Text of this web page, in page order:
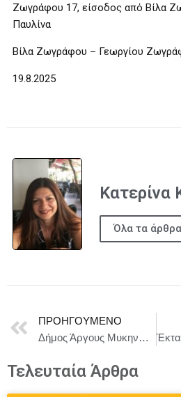
Ζωγράφου 17, είσοδος από Βίλα
Παυλίνα
Βίλα Ζωγράφου – Γεωργίου
19.8.2025
Κατερίνα
Όλα τα
ΠΡΟΗΓΟΎΜΕΝΟ
Δήμος Άργους Μυκηνών : Η Ρένα Μόρφη στη Νέα Κίο!
Τελευταία Άρθρα